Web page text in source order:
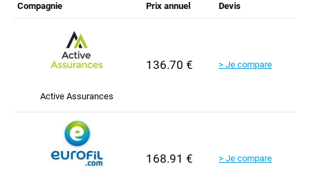
Compagnie Prix annuel Devis
Active Assurances
136.70 € > Je compare
168.91 € > Je compare